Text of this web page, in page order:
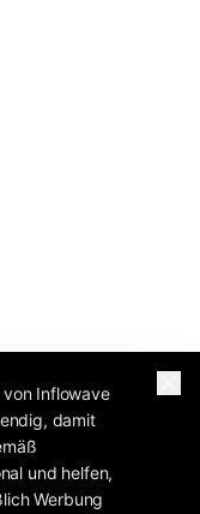
Inflowave
damit
und helfen,
Werbung